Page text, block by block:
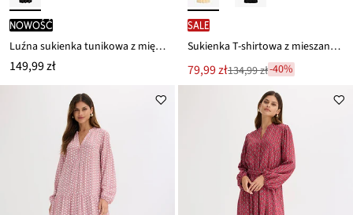
nowość
Luźna sukienka tunikowa z miękkiej wiskozy
149,99 zł
SALE
Sukienka T-shirtowa z mieszanki materiałów
Nowa
cena
79,99 zł
Przeceniono
134,99 zł-40%